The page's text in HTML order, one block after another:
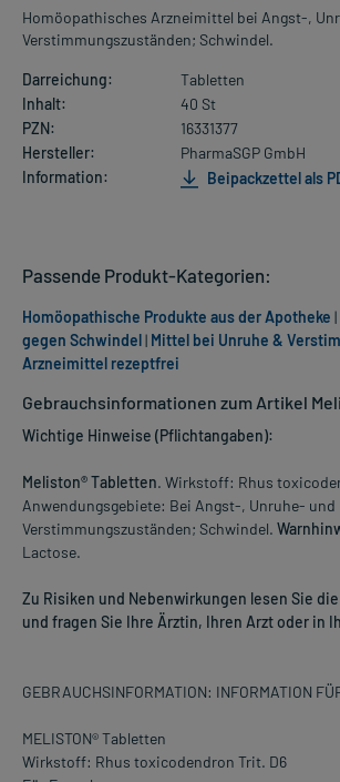
Homöopathisches Arzneimittel bei Angst-,
Verstimmungszuständen; Schwindel.
Darreichung:
Tabletten
Inhalt:
40 St
PZN:
16331377
Hersteller:
PharmaSGP GmbH
Information:
Beipackzettel als
Gebrauchsinformationen zum Artikel
Wichtige Hinweise (Pflichtangaben):
Meliston® Tabletten. Wirkstoff: Rhus
Anwendungsgebiete: Bei Angst-, Unruhe- und
Verstimmungszuständen; Schwindel.
Lactose.
Zu Risiken und Nebenwirkungen lesen Sie
und fragen Sie Ihre Ärztin, Ihren Arzt oder in
GEBRAUCHSINFORMATION: INFORMATION
MELISTON® Tabletten
Wirkstoff: Rhus toxicodendron Trit. D6
Passende Produkt-Kategorien:
Homöopathische Produkte aus der Apotheke |
gegen Schwindel| Mittel bei Unruhe &
Arzneimittel rezeptfrei